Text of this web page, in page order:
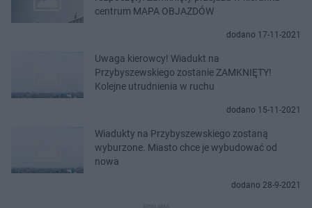
centrum MAPA OBJAZDÓW
dodano 17-11-2021
Uwaga kierowcy! Wiadukt na
Przybyszewskiego zostanie ZAMKNIĘTY!
Kolejne utrudnienia w ruchu
dodano 15-11-2021
Wiadukty na Przybyszewskiego zostaną
wyburzone. Miasto chce je wybudować od
nowa
dodano 28-9-2021